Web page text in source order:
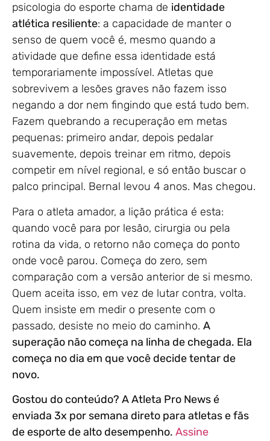
psicologia do esporte chama de identidade
atlética resiliente: a capacidade de manter o
senso de quem você é, mesmo quando a
atividade que define essa identidade está
temporariamente impossível. Atletas que
sobrevivem a lesões graves não fazem isso
negando a dor nem fingindo que está tudo bem.
Fazem quebrando a recuperação em metas
pequenas: primeiro andar, depois pedalar
suavemente, depois treinar em ritmo, depois
competir em nível regional, e só então buscar o
palco principal. Bernal levou 4 anos. Mas chegou.
Para o atleta amador, a lição prática é esta:
quando você para por lesão, cirurgia ou pela
rotina da vida, o retorno não começa do ponto
onde você parou. Começa do zero, sem
comparação com a versão anterior de si mesmo.
Quem aceita isso, em vez de lutar contra, volta.
Quem insiste em medir o presente com o
passado, desiste no meio do caminho. A
superação não começa na linha de chegada. Ela
começa no dia em que você decide tentar de
novo.
Gostou do conteúdo? A Atleta Pro News é
enviada 3x por semana direto para atletas e fãs
de esporte de alto desempenho. Assine